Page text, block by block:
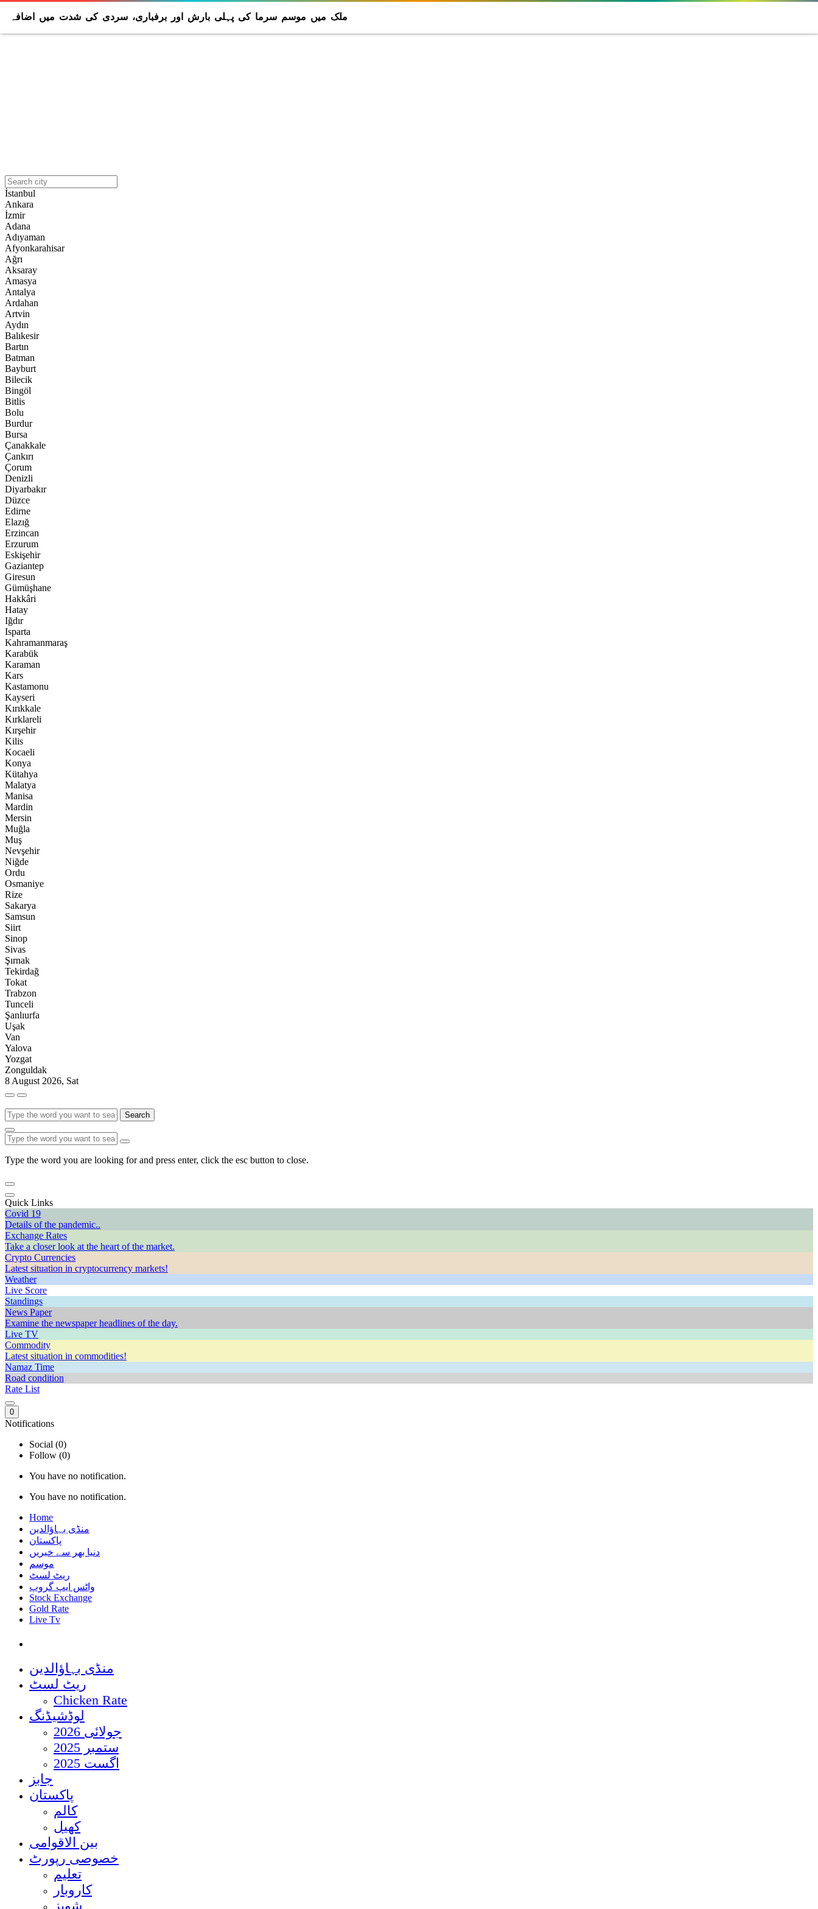
İstanbul
Ankara
İzmir
Adana
Adıyaman
Afyonkarahisar
Ağrı
Aksaray
Amasya
Antalya
Ardahan
Artvin
Aydın
Balıkesir
Bartın
Batman
Bayburt
Bilecik
Bingöl
Bitlis
Bolu
Burdur
Bursa
Çanakkale
Çankırı
Çorum
Denizli
Diyarbakır
Düzce
Edirne
Elazığ
Erzincan
Erzurum
Eskişehir
Gaziantep
Giresun
Gümüşhane
Hakkâri
Hatay
Iğdır
Isparta
Kahramanmaraş
Karabük
Karaman
Kars
Kastamonu
Kayseri
Kırıkkale
Kırklareli
Kırşehir
Kilis
Kocaeli
Konya
Kütahya
Malatya
Manisa
Mardin
Mersin
Muğla
Muş
Nevşehir
Niğde
Ordu
Osmaniye
Rize
Sakarya
Samsun
Siirt
Sinop
Sivas
Şırnak
Tekirdağ
Tokat
Trabzon
Tunceli
Şanlıurfa
Uşak
Van
Yalova
Yozgat
Zonguldak
8 August 2026, Sat
Search
Type the word you are looking for and press enter, click the esc button to close.
Quick Links
Covid 19
Details of the pandemic..
Exchange Rates
Take a closer look at the heart of the market.
Crypto Currencies
Latest situation in cryptocurrency markets!
Weather
Live Score
Standings
News Paper
Examine the newspaper headlines of the day.
Live TV
Commodity
Latest situation in commodities!
Namaz Time
Road condition
Rate List
0
Notifications
Social (0)
Follow (0)
You have no notification.
You have no notification.
Home
منڈی بہاؤالدین
پاکستان
دنیا بھر سے خبریں
موسم
ریٹ لسٹ
واٹس ایپ گروپ
Stock Exchange
Gold Rate
Live Tv
منڈی بہاؤالدین
ریٹ لسٹ
Chicken Rate
لوڈشیڈنگ
جولائی 2026
ستمبر 2025
اگست 2025
جابز
پاکستان
کالم
کھیل
بین الاقوامی
خصوصی رپورٹ
تعلیم
کاروبار
شوبز
ملک میں موسم سرما کی پہلی بارش اور برفباری، سردی کی شدت میں اضافہ